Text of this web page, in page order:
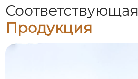
Соответствующая
Продукция